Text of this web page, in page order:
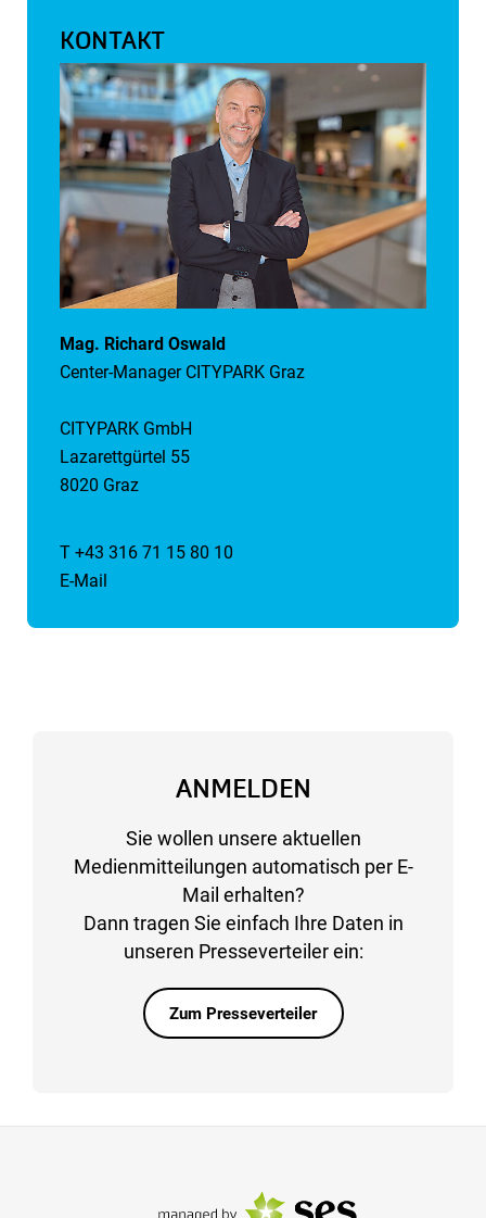
KONTAKT
Mag. Richard Oswald
Center-Manager CITYPARK Graz
CITYPARK GmbH
Lazarettgürtel 55
8020 Graz
T +43 316 71 15 80 10
E-Mail
ANMELDEN
Sie wollen unsere aktuellen
Medienmitteilungen automatisch per E-
Mail erhalten?
Dann tragen Sie einfach Ihre Daten in
unseren Presseverteiler ein:
Zum Presseverteiler